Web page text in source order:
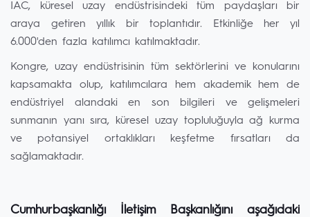
IAC, küresel uzay endüstrisindeki tüm paydaşları bir
araya getiren yıllık bir toplantıdır. Etkinliğe her yıl
6.000'den fazla katılımcı katılmaktadır.
Kongre, uzay endüstrisinin tüm sektörlerini ve konularını
kapsamakta olup, katılımcılara hem akademik hem de
endüstriyel alandaki en son bilgileri ve gelişmeleri
sunmanın yanı sıra, küresel uzay topluluğuyla ağ kurma
ve potansiyel ortaklıkları keşfetme fırsatları da
sağlamaktadır.
Cumhurbaşkanlığı İletişim Başkanlığını aşağıdaki